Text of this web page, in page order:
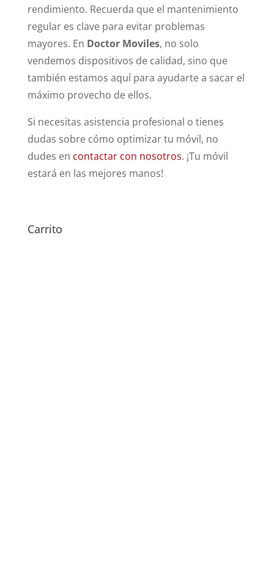
rendimiento. Recuerda que el mantenimiento
regular es clave para evitar problemas
mayores. En Doctor Moviles, no solo
vendemos dispositivos de calidad, sino que
también estamos aquí para ayudarte a sacar el
máximo provecho de ellos.
Si necesitas asistencia profesional o tienes
dudas sobre cómo optimizar tu móvil, no
dudes en contactar con nosotros. ¡Tu móvil
estará en las mejores manos!
Carrito